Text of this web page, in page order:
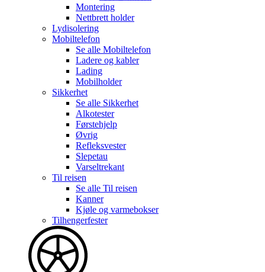
Montering
Nettbrett holder
Lydisolering
Mobiltelefon
Se alle Mobiltelefon
Ladere og kabler
Lading
Mobilholder
Sikkerhet
Se alle Sikkerhet
Alkotester
Førstehjelp
Øvrig
Refleksvester
Slepetau
Varseltrekant
Til reisen
Se alle Til reisen
Kanner
Kjøle og varmebokser
Tilhengerfester